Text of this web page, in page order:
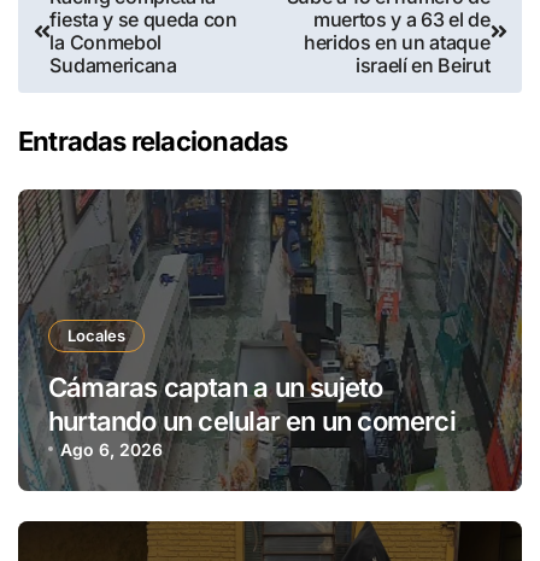
fiesta y se queda con
la Conmebol
Sudamericana
muertos y a 63 el de
heridos en un ataque
israelí en Beirut
Entradas relacionadas
Locales
Cámaras captan a un sujeto
hurtando un celular en un comercio
de Pedro Juan Caballero
Ago 6, 2026